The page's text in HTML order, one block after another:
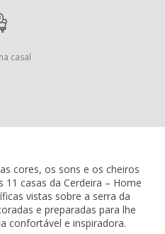
casal
cores, os sons e os cheiros
11 casas da Cerdeira – Home
vistas sobre a serra da
e preparadas para lhe
confortável e inspiradora.